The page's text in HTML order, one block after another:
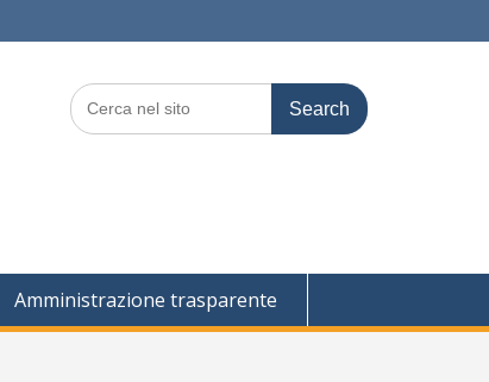
Search
for:
Amministrazione trasparente